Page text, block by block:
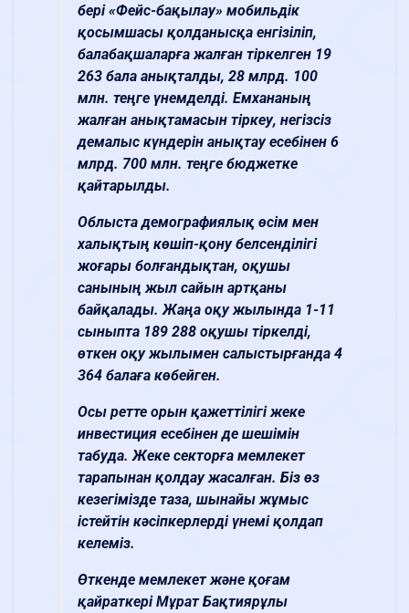
бері «Фейс-бақылау» мобильдік
қосымшасы қолданысқа енгізіліп,
балабақшаларға жалған тіркелген 19
263 бала анықталды, 28 млрд. 100
млн. теңге үнемделді. Емхананың
жалған анықтамасын тіркеу, негізсіз
демалыс күндерін анықтау есебінен 6
млрд. 700 млн. теңге бюджетке
қайтарылды.
Облыста демографиялық өсім мен
халықтың көшіп-қону белсенділігі
жоғары болғандықтан, оқушы
санының жыл сайын артқаны
байқалады. Жаңа оқу жылында 1-11
сыныпта 189 288 оқушы тіркелді,
өткен оқу жылымен салыстырғанда 4
364 балаға көбейген.
Осы ретте орын қажеттілігі жеке
инвестиция есебінен де шешімін
табуда. Жеке секторға мемлекет
тарапынан қолдау жасалған. Біз өз
кезегімізде таза, шынайы жұмыс
істейтін кәсіпкерлерді үнемі қолдап
келеміз.
Өткенде мемлекет және қоғам
қайраткері Мұрат Бақтиярұлы